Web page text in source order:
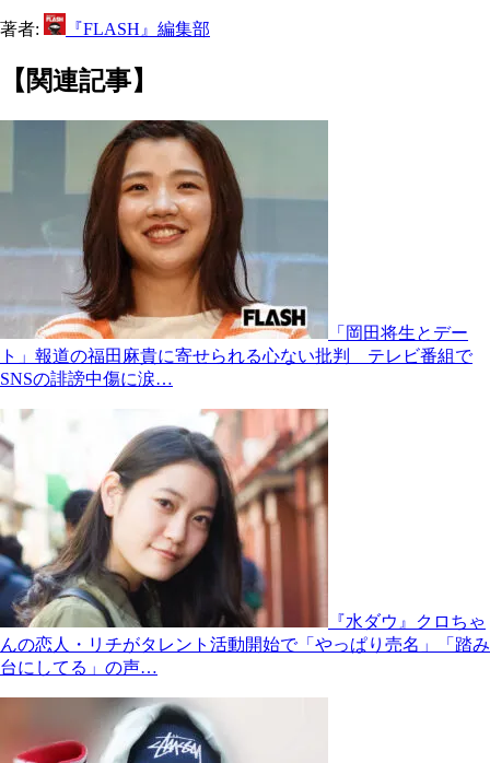
著者: 『FLASH』編集部
【関連記事】
「岡田将生とデー
ト」報道の福田麻貴に寄せられる心ない批判 テレビ番組で
SNSの誹謗中傷に涙…
『水ダウ』クロちゃ
んの恋人・リチがタレント活動開始で「やっぱり売名」「踏み
台にしてる」の声…